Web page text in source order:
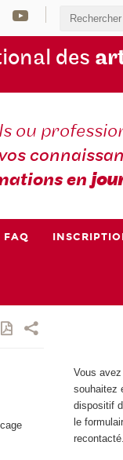
des
ou
en
FAQ
Vous
souhaitez
dispositif
le
recontacté.